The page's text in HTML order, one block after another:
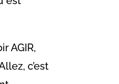
AGIR,
c’est